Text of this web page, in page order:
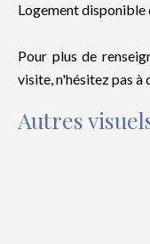
Logement disponible
Pour plus de
visite, n'hésitez pas
Autres